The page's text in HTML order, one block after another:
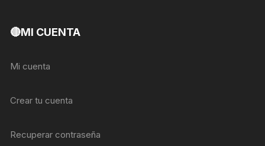
🔴MI CUENTA
Mi cuenta
Crear tu cuenta
Recuperar contraseña